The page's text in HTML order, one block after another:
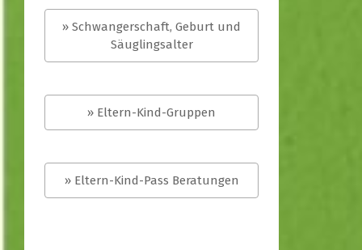
» Schwangerschaft, Geburt und
Säuglingsalter
» Eltern-Kind-Gruppen
» Eltern-Kind-Pass Beratungen